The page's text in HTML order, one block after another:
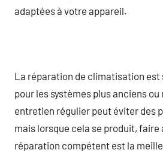
adaptées à votre appareil.
La réparation de climatisation est
pour les systèmes plus anciens
entretien régulier peut éviter des
mais lorsque cela se produit, faire
réparation compétent est la